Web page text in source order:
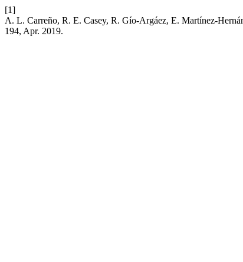
[1]
A. L. Carreño, R. E. Casey, R. Gío-Argáez, E. Martínez-
194, Apr. 2019.